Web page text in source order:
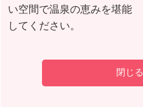
い空間で温泉の恵みを堪能
してください。
閉じる